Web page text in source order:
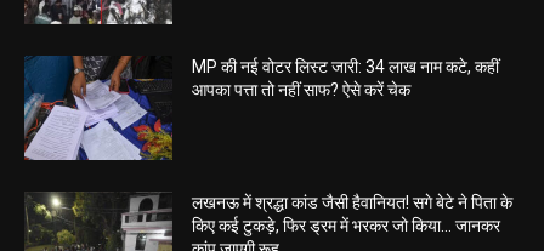
MP की नई वोटर लिस्ट जारी: 34 लाख नाम कटे, कहीं
आपका पत्ता तो नहीं साफ? ऐसे करें चेक
लखनऊ में श्रद्धा कांड जैसी हैवानियत! सगे बेटे ने पिता के
किए कई टुकड़े, फिर ड्रम में भरकर जो किया… जानकर